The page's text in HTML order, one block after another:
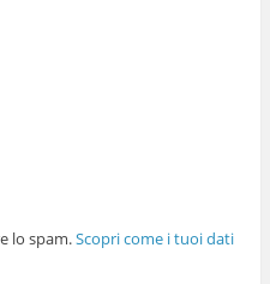
lo spam.Scopri come i tuoi dati